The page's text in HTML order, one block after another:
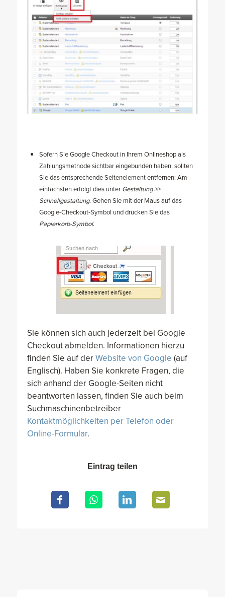
Sofern Sie Google Checkout in Ihrem Onlineshop als
Zahlungsmethode sichtbar eingebunden haben, sollten
Sie das entsprechende Seitenelement entfernen: Am
einfachsten erfolgt dies unter Gestaltung >>
Schnellgestaltung. Gehen Sie mit der Maus auf das
Google-Checkout-Symbol und drücken Sie das
Papierkorb-Symbol.
Sie können sich auch jederzeit bei Google
Checkout abmelden. Informationen hierzu
finden Sie auf derWebsite von Google (auf
Englisch). Haben Sie konkrete Fragen, die
sich anhand der Google-Seiten nicht
beantworten lassen, finden Sie auch beim
Suchmaschinenbetreiber
Kontaktmöglichkeiten per Telefon oder
Online-Formular.
Eintrag teilen